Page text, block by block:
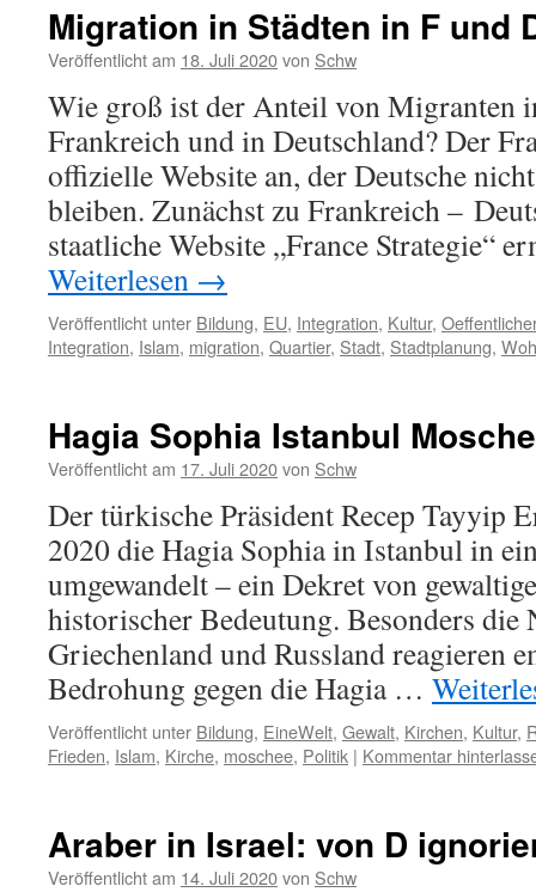
Migration in Städten in F und
Veröffentlicht am 18. Juli 2020von Schw
Wie groß ist der Anteil von Migranten
Frankreich und in Deutschland? Der
offizielle Website an, der Deutsche
bleiben. Zunächst zu Frankreich –
staatliche Website „France Strategie“
Weiterlesen →
Veröffentlicht unter Bildung, EU, Integration, Kultur,
Integration, Islam, migration, Quartier, Stadt, Stadtplanung,
Hagia Sophia Istanbul
Veröffentlicht am 17. Juli 2020von Schw
Der türkische Präsident Recep Tayyip
2020 die Hagia Sophia in Istanbul in
umgewandelt – ein Dekret von
historischer Bedeutung. Besonders die
Griechenland und Russland reagieren
Bedrohung gegen die Hagia …
Veröffentlicht unter Bildung, EineWelt, Gewalt, Kirchen, Kultur,
Frieden, Islam, Kirche, moschee, Politik | Kommentar
Araber in Israel: von D
Veröffentlicht am 14. Juli 2020von Schw